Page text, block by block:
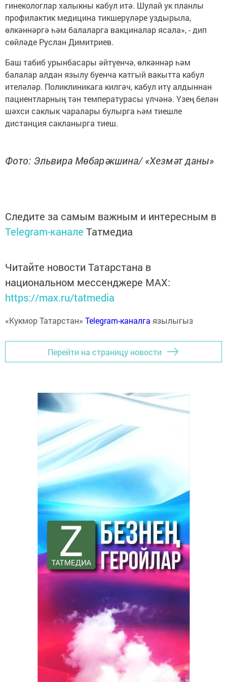
гинекологлар халыкны кабул итә. Шулай ук планлы
профилактик медицина тикшерүләре уздырыла,
өлкәннәргә һәм балаларга вакциналар ясала», - дип
сөйләде Руслан Димитриев.
Баш табиб урынбасары әйтүенчә, өлкәннәр һәм
балалар алдан язылу буенча катгый вакытта кабул
ителәләр. Поликлиникага килгәч, кабул итү алдыннан
пациентларның тән температурасы үлчәнә. Үзең белән
шәхси саклык чаралары булырга һәм тиешле
дистанция сакланырга тиеш.
Фото: Эльвира Мөбарәкшина/ «Хезмәт даны»
Следите за самым важным и интересным в
Telegram-канале Татмедиа
Читайте новости Татарстана в
национальном мессенджере MАХ:
https://max.ru/tatmedia
«Кукмор Татарстан» Telegram-каналга язылыгыз
Перейти на страницу новости